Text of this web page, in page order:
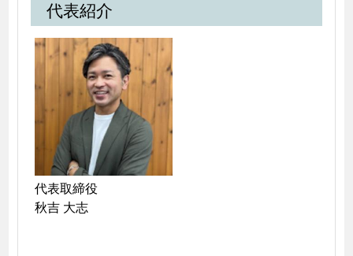
代表紹介
代表取締役
秋吉 大志